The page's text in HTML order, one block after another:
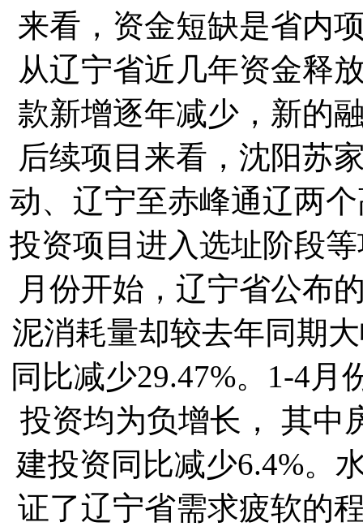
来看，资金短缺是省内
从辽宁省近几年资金释
款新增逐年减少，新的
后续项目来看，沈阳苏
动、辽宁至赤峰通辽两
投资项目进入选址阶段
月份开始，辽宁省公布
泥消耗量却较去年同期
同比减少29.47%。1-4
投资均为负增长， 其中
建投资同比减少6.4%。
证了辽宁省需求疲软的